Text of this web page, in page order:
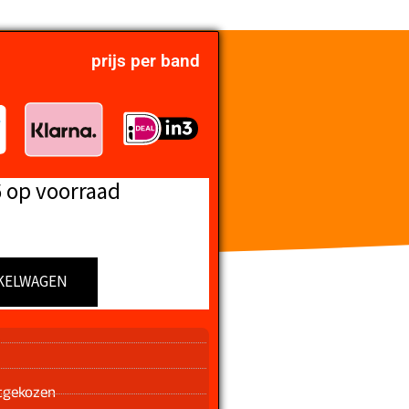
prijs per band
op voorraad